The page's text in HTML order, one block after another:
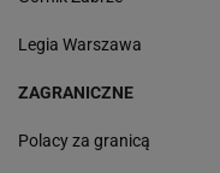
Legia Warszawa
ZAGRANICZNE
Polacy za granicą